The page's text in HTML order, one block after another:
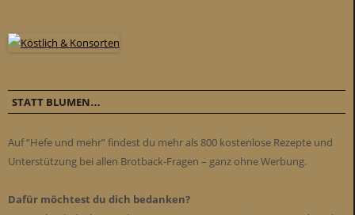
STATT BLUMEN…
Auf “Hefe und mehr” findest du mehr als 800 kostenlose Rezepte und
Unterstützung bei allen Brotback-Fragen – ganz ohne Werbung.
Dafür möchtest du dich bedanken?